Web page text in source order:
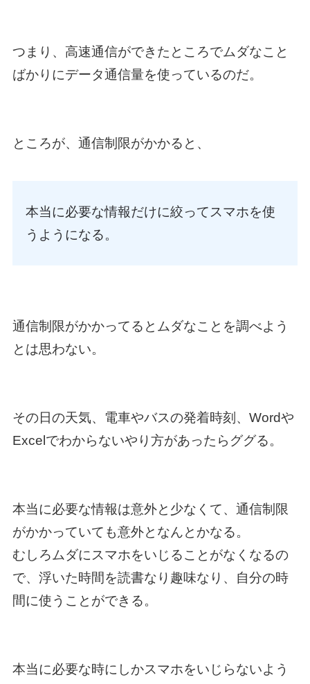
つまり、高速通信ができたところでムダなこと
ばかりにデータ通信量を使っているのだ。
ところが、通信制限がかかると、
本当に必要な情報だけに絞ってスマホを使
うようになる。
通信制限がかかってるとムダなことを調べよう
とは思わない。
その日の天気、電車やバスの発着時刻、Wordや
Excelでわからないやり方があったらググる。
本当に必要な情報は意外と少なくて、通信制限
がかかっていても意外となんとかなる。
むしろムダにスマホをいじることがなくなるの
で、浮いた時間を読書なり趣味なり、自分の時
間に使うことができる。
本当に必要な時にしかスマホをいじらないよう